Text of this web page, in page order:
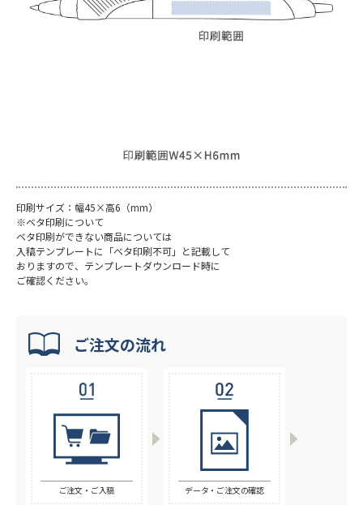
印刷サイズ：幅45×高6（mm）
※ベタ印刷について
ベタ印刷ができない商品については
入稿テンプレートに「ベタ印刷不可」と記載して
おりますので、テンプレートダウンロード時に
ご確認ください。
ご注文の流れ
ご注文・ご入稿 データ・ご注文の確認